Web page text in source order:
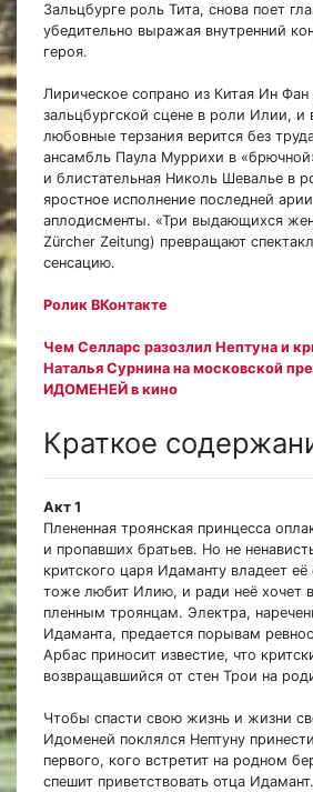
Зальцбурге роль Тита, снова поет
убедительно выражая внутренний
героя.
Лирическое сопрано из Китая Ин
зальцбургской сцене в роли Илии, и
любовные терзания верится без
ансамбль Паула Муррихи в
и блистательная Николь Шевалье в
яростное исполнение последней
аплодисменты. «Три выдающихся
Zürcher Zeitung) превращают
сенсацию.
Ролик ВКонтакте
Чем Селларс разозлил Нептуна и
Наталья Сурнина на московской
ИДОМЕНЕЙ в кино
Краткое
Акт 1
Плененная троянская принцесса
и пропавших братьев. Но не
критского царя Идаманту владеет
тоже любит Илию, и ради неё хочет
пленным троянцам. Электра,
Идаманта, предается порывам
Арбас приносит известие, что
возвращавшийся от стен Трои на
Чтобы спасти свою жизнь и жизни
Идоменей поклялся Нептуну
первого, кого встретит на родном
спешит приветствовать отца Идамант.